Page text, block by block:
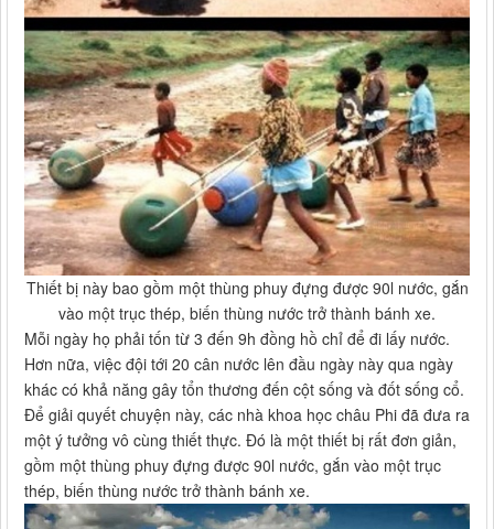
Thiết bị này bao gồm một thùng phuy đựng được 90l nước, gắn
vào một trục thép, biến thùng nước trở thành bánh xe.
Mỗi ngày họ phải tốn từ 3 đến 9h đồng hồ chỉ để đi lấy nước.
Hơn nữa, việc đội tới 20 cân nước lên đầu ngày này qua ngày
khác có khả năng gây tổn thương đến cột sống và đốt sống cổ.
Để giải quyết chuyện này, các nhà khoa học châu Phi đã đưa ra
một ý tưởng vô cùng thiết thực. Đó là một thiết bị rất đơn giản,
gồm một thùng phuy đựng được 90l nước, gắn vào một trục
thép, biến thùng nước trở thành bánh xe.